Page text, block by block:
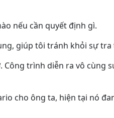
nếu cần quyết định gì.
giúp tôi tránh khỏi sự
trình diễn ra vô cùng
cho ông ta, hiện tại nó